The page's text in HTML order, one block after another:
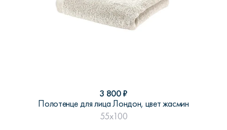
3 800₽
Полотенце для лица Лондон, цвет жасмин
55x100